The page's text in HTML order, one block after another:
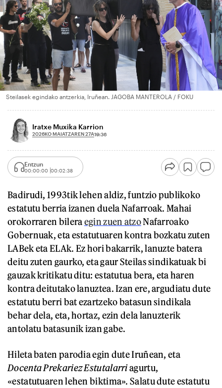
Steilasek egindako antzerkia, Iruñean. JAGOBA MANTEROLA / FOKU
Iratxe Muxika Karrion
2026KO MAIATZAREN 27A19:36
Entzun
00:00:00 00:02:38
Badirudi, 1993tik lehen aldiz, funtzio publikoko
estatutu berria izanen duela Nafarroak. Mahai
orokorraren bileraegin zuen atzoNafarroako
Gobernuak, eta estatutuaren kontra bozkatu zuten
LABek eta ELAk. Ez hori bakarrik, lanuzte batera
deitu zuten gaurko, eta gaur Steilas sindikatuak bi
gauzak kritikatu ditu: estatutua bera, eta haren
kontra deitutako lanuztea. Izan ere, argudiatu dute
estatutu berri bat ezartzeko batasun sindikala
behar dela, eta, hortaz, ezin dela lanuzterik
antolatu batasunik izan gabe.
Hileta baten parodia egin dute Iruñean, eta
Docenta Prekariez Estutalarriagurtu,
«estatutuaren lehen biktima». Salatu dute estatutu